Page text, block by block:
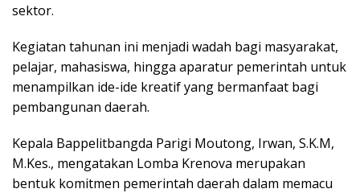
sektor.
Kegiatan tahunan ini menjadi wadah bagi masyarakat,
pelajar, mahasiswa, hingga aparatur pemerintah untuk
menampilkan ide-ide kreatif yang bermanfaat bagi
pembangunan daerah.
Kepala Bappelitbangda Parigi Moutong, Irwan, S.K.M,
M.Kes., mengatakan Lomba Krenova merupakan
bentuk komitmen pemerintah daerah dalam memacu